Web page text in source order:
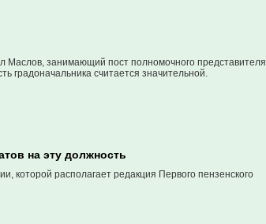
Маслов, занимающий пост полномочного представителя
градоначальника считается значительной.
на эту должность
которой располагает редакция Первого пензенского